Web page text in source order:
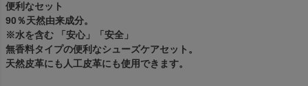
便利なセット
90％天然由来成分。
※水を含む 「安心」「安全」
無香料タイプの便利なシューズケアセット。
天然皮革にも人工皮革にも使用できます。